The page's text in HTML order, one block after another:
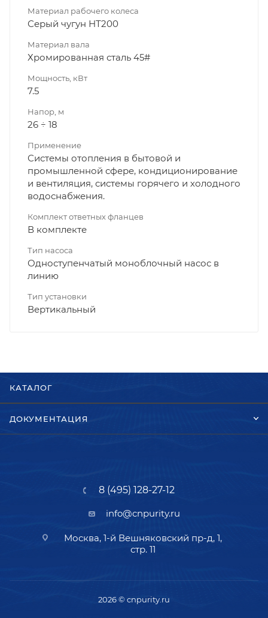
Материал рабочего колеса
Серый чугун НТ200
Материал вала
Хромированная сталь 45#
Мощность, кВт
7.5
Напор, м
26 ÷ 18
Применение
Системы отопления в бытовой и
промышленной сфере, кондиционирование
и вентиляция, системы горячего и холодного
водоснабжения.
Комплект ответных фланцев
В комплекте
Тип насоса
Одноступенчатый моноблочный насос в
линию
Тип установки
Вертикальный
КАТАЛОГ
ДОКУМЕНТАЦИЯ
8 (495) 128-27-12
info@cnpurity.ru
Москва, 1-й Вешняковский пр-д, 1,
стр. 11
2026 © cnpurity.ru